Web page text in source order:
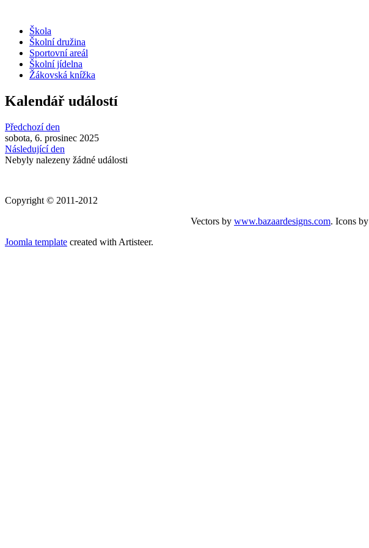
Škola
Školní družina
Sportovní areál
Školní jídelna
Žákovská knížka
Kalendář událostí
Předchozí den
sobota, 6. prosinec 2025
Následující den
Nebyly nalezeny žádné události
Copyright © 2011-2012
Vectors by www.bazaardesigns.com. Icons by
Joomla template created with Artisteer.